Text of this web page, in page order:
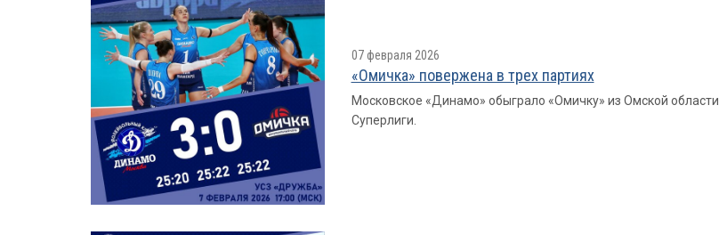
07 февраля 2026
«Омичка» повержена в трех партиях
Московское «Динамо» обыграло «Омичку» из Омской
Суперлиги.